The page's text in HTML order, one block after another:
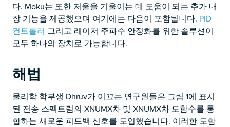
다. Moku는 또한 저울을 기울이는 데 도움이 되는 추가 내
장 기능을 제공했으며 여기에는 다음이 포함됩니다. PID
컨트롤러 그리고 레이저 주파수 안정화를 위한 솔루션이
모두 하나의 장치로 가능합니다.
해법
물리학 학부생 Dhruv가 이끄는 연구원들은 그림 1에 표시
된 전송 스펙트럼의 XNUMX차 및 XNUMX차 도함수를 통
합하는 새로운 피드백 신호를 도입했습니다. 이러한 도함